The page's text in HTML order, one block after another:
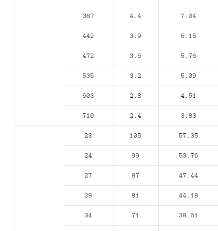
387 4.4 7.04
442 3.9 6.15
472 3.6 5.76
535 3.2 5.09
603 2.8 4.51
710 2.4 3.83
23 105 57.35
24 99 53.76
27 87 47.44
29 81 44.18
34 71 38.61